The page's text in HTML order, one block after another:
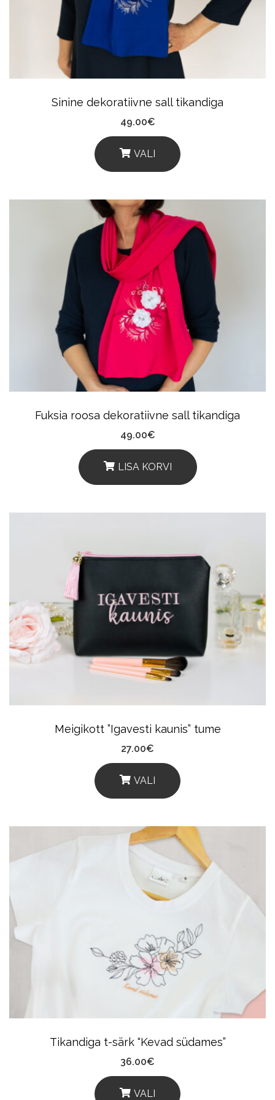
Be
Chosen
On
Product
Sinine dekoratiivne sall tikandiga
49.00€
VALI
This
Has
Multiple
Variants.
The
Options
May
Be
The
Product
Fuksia roosa dekoratiivne sall tikandiga
49.00€
LISA KORVI
Meigikott ”Igavesti kaunis” tume
27.00€
VALI
This
Has
Multiple
Variants.
The
May
Be
Chosen
On
Product
Tikandiga t-särk “Kevad südames”
36.00€
VALI